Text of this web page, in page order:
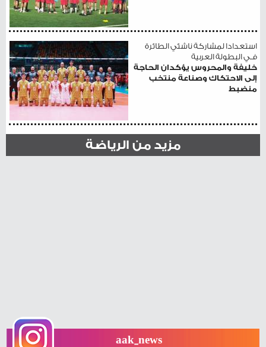
استعدادا لمشاركة ناشئي الطائرة
فـي البطولة العربية
خليفة والمحروس يؤكدان الحاجة
إلى الاحتكاك وصناعة منتخب
منضبط
مزيد من الرياضة
aak_news